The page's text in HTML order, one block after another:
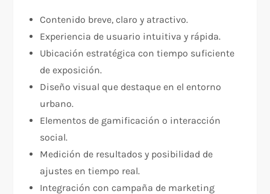
Contenido breve, claro y atractivo.
Experiencia de usuario intuitiva y rápida.
Ubicación estratégica con tiempo suficiente
de exposición.
Diseño visual que destaque en el entorno
urbano.
Elementos de gamificación o interacción
social.
Medición de resultados y posibilidad de
ajustes en tiempo real.
Integración con campaña de marketing